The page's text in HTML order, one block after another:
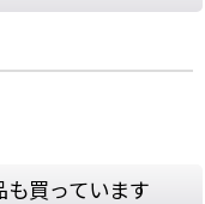
も買っています